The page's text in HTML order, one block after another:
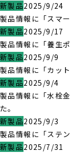
新製品2025/9/24
製品情報に「スマ
新製品2025/9/17
製品情報に「養生
新製品2025/9/9
製品情報に「カッ
新製品2025/9/4
製品情報に「水栓
た。
新製品2025/9/3
製品情報に「ステ
新製品2025/7/31